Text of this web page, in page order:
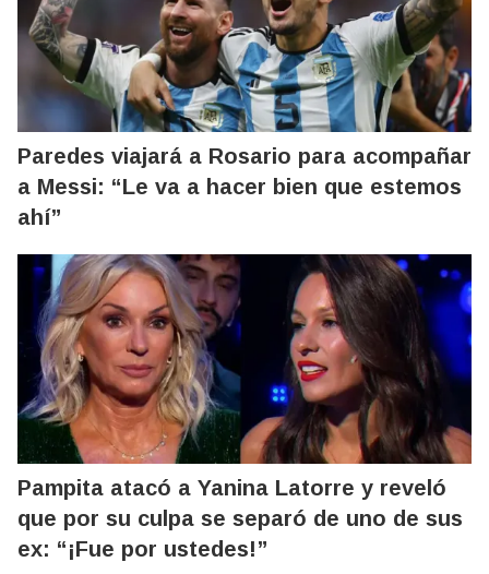
Paredes viajará a Rosario para acompañar
a Messi: “Le va a hacer bien que estemos
ahí”
Pampita atacó a Yanina Latorre y reveló
que por su culpa se separó de uno de sus
ex: “¡Fue por ustedes!”